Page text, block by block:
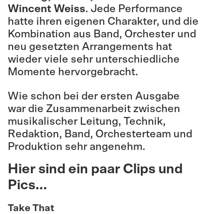
Wincent Weiss. Jede Performance
hatte ihren eigenen Charakter, und die
Kombination aus Band, Orchester und
neu gesetzten Arrangements hat
wieder viele sehr unterschiedliche
Momente hervorgebracht.
Wie schon bei der ersten Ausgabe
war die Zusammenarbeit zwischen
musikalischer Leitung, Technik,
Redaktion, Band, Orchesterteam und
Produktion sehr angenehm.
Hier sind ein paar Clips und
Pics...
Take That